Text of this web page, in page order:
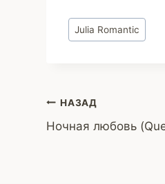
Метки
записи:
Julia Romantic
Навигация
по
НАЗАД
Ночная любовь